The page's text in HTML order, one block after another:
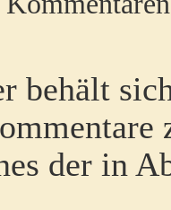
behält
der in